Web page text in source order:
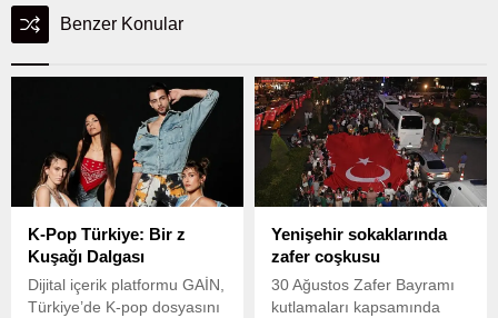
Benzer Konular
K-Pop Türkiye: Bir z
Kuşağı Dalgası
Dijital içerik platformu GAİN,
Türkiye’de K-pop dosyasını
Yenişehir sokaklarında
zafer coşkusu
30 Ağustos Zafer Bayramı
kutlamaları kapsamında